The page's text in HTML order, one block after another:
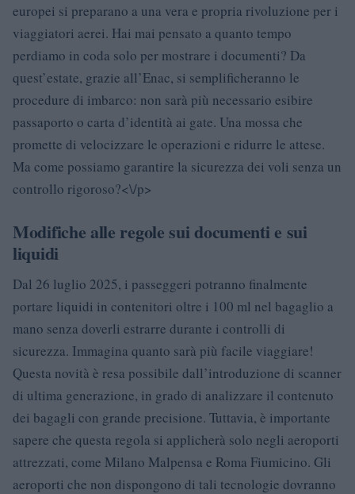
europei si preparano a una vera e propria rivoluzione per i
viaggiatori aerei. Hai mai pensato a quanto tempo
perdiamo in coda solo per mostrare i documenti? Da
quest’estate, grazie all’Enac, si semplificheranno le
procedure di imbarco: non sarà più necessario esibire
passaporto o carta d’identità ai gate. Una mossa che
promette di velocizzare le operazioni e ridurre le attese.
Ma come possiamo garantire la sicurezza dei voli senza un
controllo rigoroso?<\/p>
Modifiche alle regole sui documenti e sui
liquidi
Dal 26 luglio 2025, i passeggeri potranno finalmente
portare liquidi in contenitori oltre i 100 ml nel bagaglio a
mano senza doverli estrarre durante i controlli di
sicurezza. Immagina quanto sarà più facile viaggiare!
Questa novità è resa possibile dall’introduzione di scanner
di ultima generazione, in grado di analizzare il contenuto
dei bagagli con grande precisione. Tuttavia, è importante
sapere che questa regola si applicherà solo negli aeroporti
attrezzati, come Milano Malpensa e Roma Fiumicino. Gli
aeroporti che non dispongono di tali tecnologie dovranno